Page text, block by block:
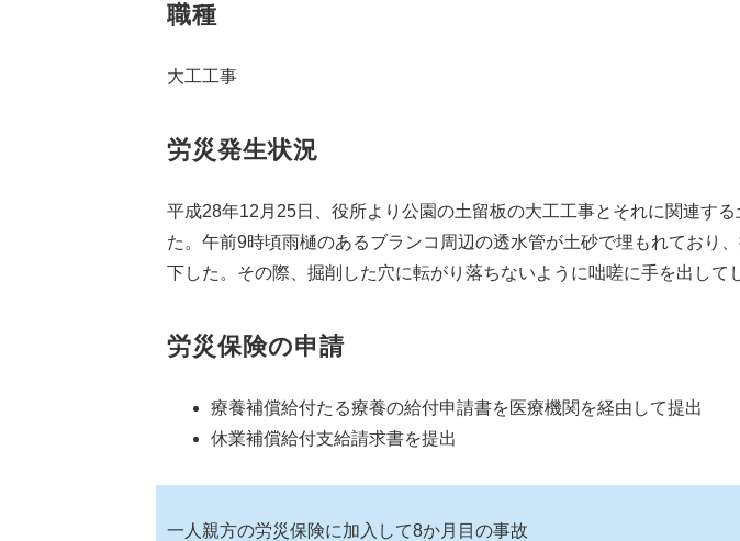
職種
大工工事
労災発生状況
平成28年12月25日、役所より公園の土留板の大工工事とそれに関連す
た。午前9時頃雨樋のあるブランコ周辺の透水管が土砂で埋もれており
下した。その際、掘削した穴に転がり落ちないように咄嗟に手を出して
労災保険の申請
療養補償給付たる療養の給付申請書を医療機関を経由して提出
休業補償給付支給請求書を提出
一人親方の労災保険に加入して8か月目の事故